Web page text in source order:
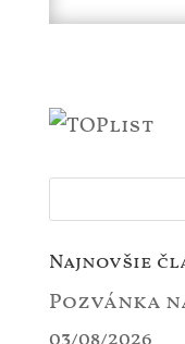
Najnovšie
Pozvánka